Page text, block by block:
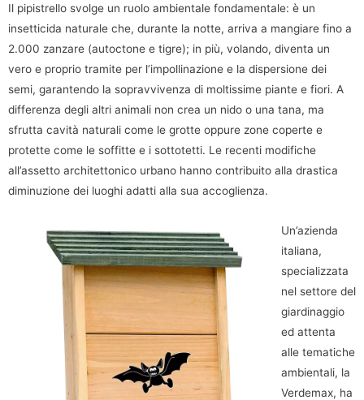
Il pipistrello svolge un ruolo ambientale fondamentale: è un
insetticida naturale che, durante la notte, arriva a mangiare fino a
2.000 zanzare (autoctone e tigre); in più, volando, diventa un
vero e proprio tramite per l’impollinazione e la dispersione dei
semi, garantendo la sopravvivenza di moltissime piante e fiori. A
differenza degli altri animali non crea un nido o una tana, ma
sfrutta cavità naturali come le grotte oppure zone coperte e
protette come le soffitte e i sottotetti. Le recenti modifiche
all’assetto architettonico urbano hanno contribuito alla drastica
diminuzione dei luoghi adatti alla sua accoglienza.
Un’azienda
italiana,
specializzata
nel settore del
giardinaggio
ed attenta
alle tematiche
ambientali, la
Verdemax, ha